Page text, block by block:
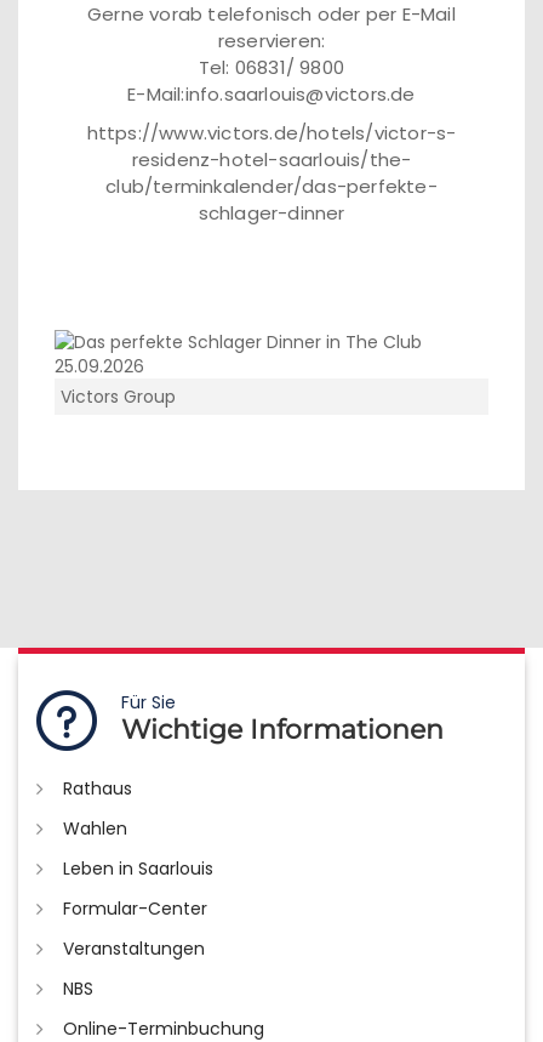
Gerne vorab telefonisch oder per E-Mail
reservieren:
Tel: 06831/ 9800
E-Mail:info.saarlouis@victors.de
https://www.victors.de/hotels/victor-s-
residenz-hotel-saarlouis/the-
club/terminkalender/das-perfekte-
schlager-dinner
Victors Group
Für Sie
Wichtige Informationen
Rathaus
Wahlen
Leben in Saarlouis
Formular-Center
Veranstaltungen
NBS
Online-Terminbuchung